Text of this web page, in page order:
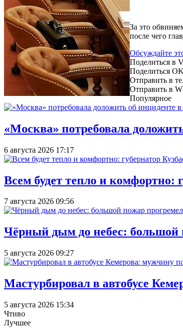
За это
после чего
Обсуждайте
Поделиться в
Поделиться OK
Отправить в
Отправить в
Популярное
«Москва» потребовала
6 августа 2026 17:17
Всем будет тепло и комфортно:
7 августа 2026 09:56
Чёрный дым до небес: большой
5 августа 2026 09:27
Мастурбировал в автобусе
5 августа 2026 15:34
Чтиво
Лучшее